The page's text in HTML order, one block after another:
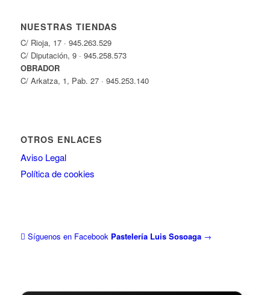
NUESTRAS TIENDAS
C/ Rioja, 17 · 945.263.529
C/ Diputación, 9 · 945.258.573
OBRADOR
C/ Arkatza, 1, Pab. 27 · 945.253.140
OTROS ENLACES
Aviso Legal
Política de cookies
Síguenos en Facebook Pastelería Luis Sosoaga →